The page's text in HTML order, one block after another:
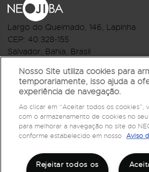
Largo do Queimado, 146, Lapinha
CEP: 40.328-155
Salvador, Bahia, Brasil
R.Monte Castelo Nº 62, Bairro
CEP: 40.301-210
Salvador, Bahia, Brasil
Telefone:(71) 3032-1073
Nosso Site utiliza cookies para
temporariamente, isso ajuda a
experiência de navegação.
Ao clicar em “Aceitar todos os cookies”,
com o armazenamento de cookies no
para melhorar a navegação no site do
conforme estabelecido em nosso Aviso
Rejeitar todos os